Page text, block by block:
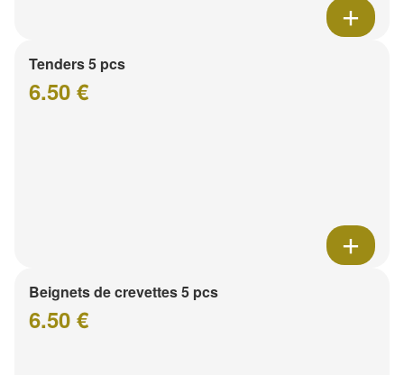
Tenders 5 pcs
6.50 €
Beignets de crevettes 5 pcs
6.50 €